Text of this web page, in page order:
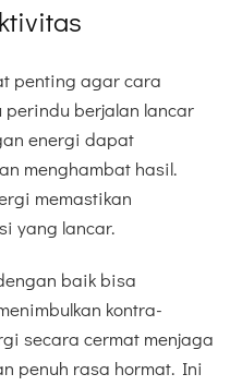
penting agar cara
berjalan lancar
energi dapat
menghambat hasil.
memastikan
yang lancar.
baik bisa
kontra-
secara cermat menjaga
penuh rasa hormat. Ini